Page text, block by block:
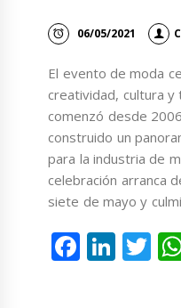
06/05/2021
El evento de moda
creatividad, cultura y
comenzó desde
construido un
para la industria de
celebración arranca
siete de mayo y